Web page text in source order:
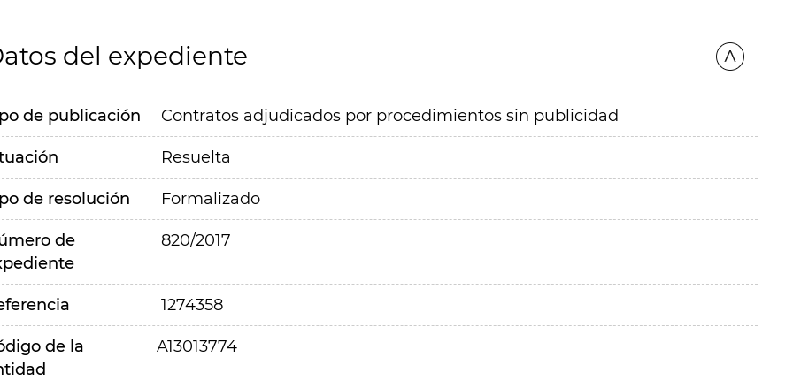
del expediente
de publicación Contratos adjudicados por procedimientos sin publicidad
Resuelta
de resolución Formalizado
de
820/2017
1274358
de la
A13013774